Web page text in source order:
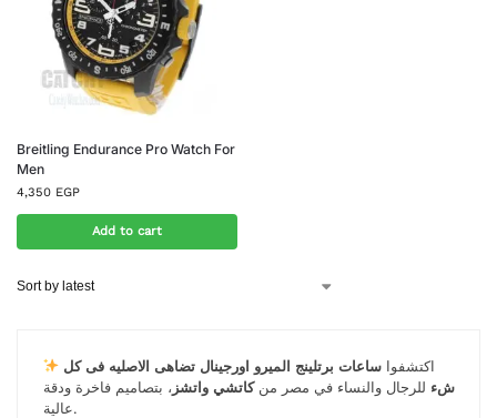
Breitling Endurance Pro Watch For
Men
4,350 EGP
Add to cart
اكتشفوا ساعات برتلينج الميرو اورجينال تضاهى الاصليه فى كل
شء للرجال والنساء في مصر منكاتشي واتشز ، بتصاميم فاخرة ودقة
عالية.